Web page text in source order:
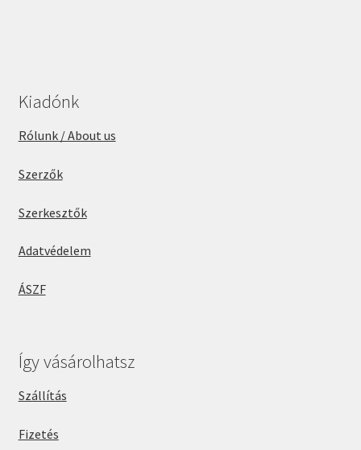
Kiadónk
Rólunk / About us
Szerzők
Szerkesztők
Adatvédelem
ÁSZF
Így vásárolhatsz
Szállítás
Fizetés